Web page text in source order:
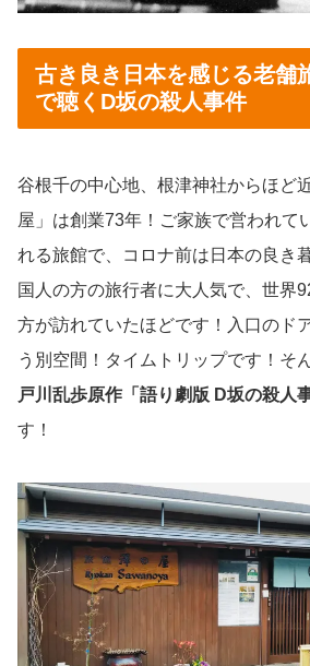
古き良き日本を感じる老舗
で聴くD坂の殺人事件
谷根千の中心地、根津神社からほど
屋」は創業73年！ご家族で営われて
れる旅館で、コロナ前は日本の良き
国人の方の旅行者に大人気で、世界
方が訪れていたほどです！入口のド
う別空間！タイムトリップです！そ
戸川乱歩原作「語り劇版 D坂の殺人
す！